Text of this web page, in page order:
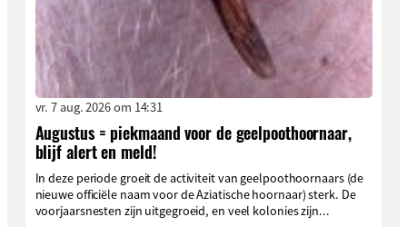
vr. 7 aug. 2026 om 14:31
Augustus = piekmaand voor de geelpoothoornaar,
blijf alert en meld!
In deze periode groeit de activiteit van geelpoothoornaars (de
nieuwe officiële naam voor de Aziatische hoornaar) sterk. De
voorjaarsnesten zijn uitgegroeid, en veel kolonies zijn...